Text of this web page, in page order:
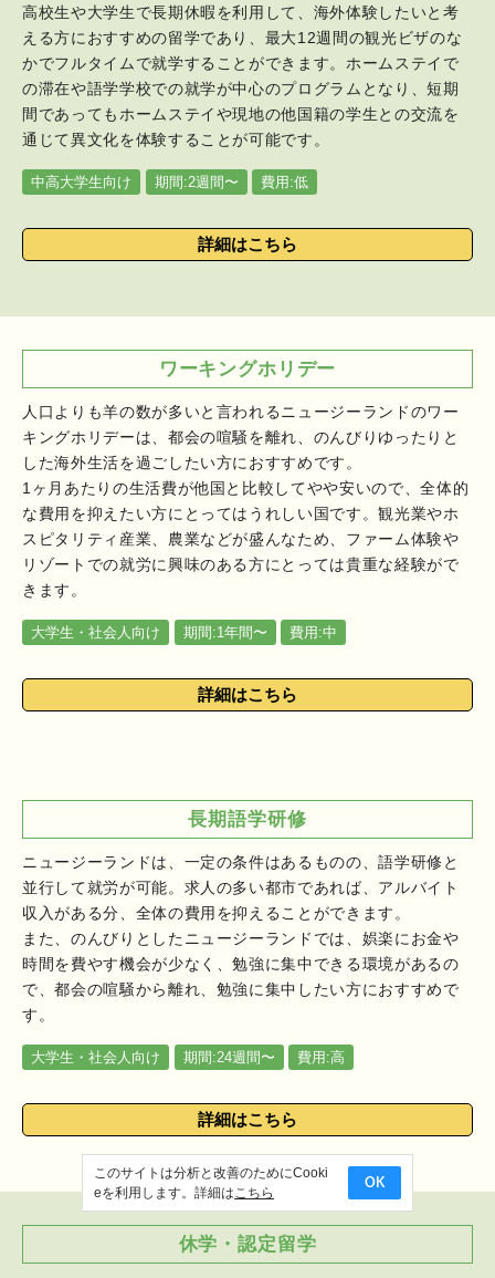
このサイトは分析と改善のためにCooki
eを利用します。詳細はこちら
OK
高校生や大学生で長期休暇を利用して、海外体験したいと考
える方におすすめの留学であり、最大12週間の観光ビザのな
かでフルタイムで就学することができます。ホームステイで
の滞在や語学学校での就学が中心のプログラムとなり、短期
間であってもホームステイや現地の他国籍の学生との交流を
通じて異文化を体験することが可能です。
中高大学生向け 期間:2週間〜 費用:低
詳細はこちら
ワーキングホリデー
人口よりも羊の数が多いと言われるニュージーランドのワー
キングホリデーは、都会の喧騒を離れ、のんびりゆったりと
した海外生活を過ごしたい方におすすめです。
1ヶ月あたりの生活費が他国と比較してやや安いので、全体的
な費用を抑えたい方にとってはうれしい国です。観光業やホ
スピタリティ産業、農業などが盛んなため、ファーム体験や
リゾートでの就労に興味のある方にとっては貴重な経験がで
きます。
大学生・社会人向け 期間:1年間〜 費用:中
詳細はこちら
長期語学研修
ニュージーランドは、一定の条件はあるものの、語学研修と
並行して就労が可能。求人の多い都市であれば、アルバイト
収入がある分、全体の費用を抑えることができます。
また、のんびりとしたニュージーランドでは、娯楽にお金や
時間を費やす機会が少なく、勉強に集中できる環境があるの
で、都会の喧騒から離れ、勉強に集中したい方におすすめで
す。
大学生・社会人向け 期間:24週間〜 費用:高
詳細はこちら
休学・認定留学